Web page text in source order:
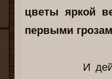
цветы яркой
первыми
И